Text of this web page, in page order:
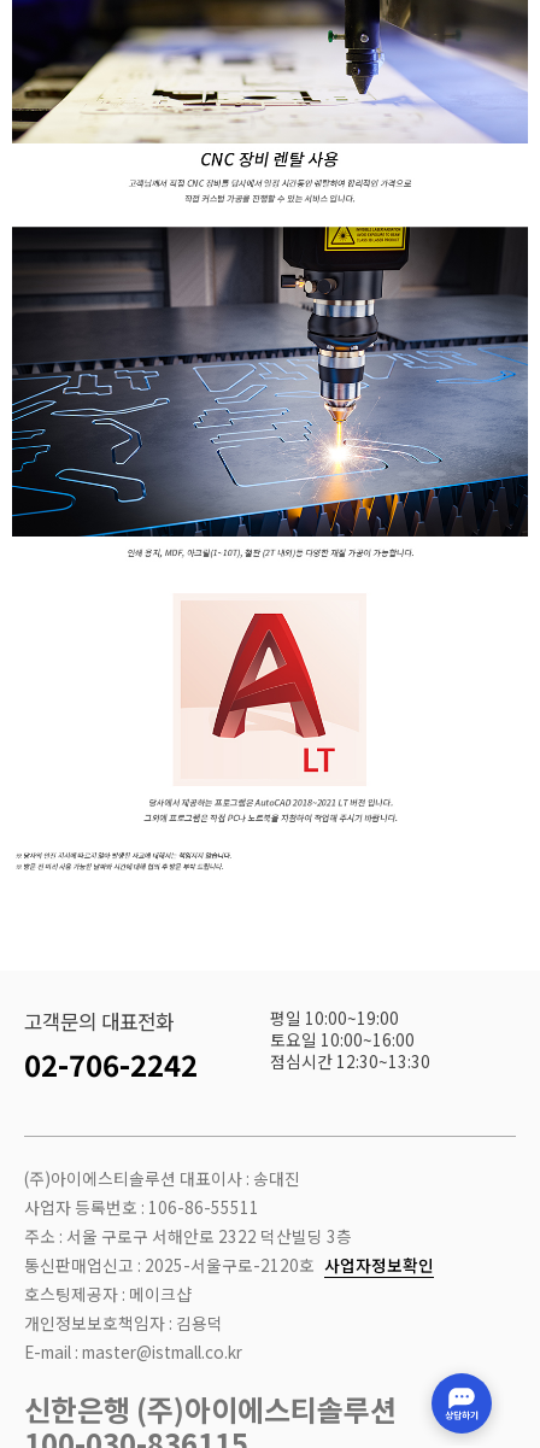
고객문의 대표전화
02-706-2242
평일 10:00~19:00
토요일 10:00~16:00
점심시간 12:30~13:30
(주)아이에스티솔루션 대표이사 : 송대진
사업자 등록번호 : 106-86-55511
주소 : 서울 구로구 서해안로 2322 덕산빌딩 3층
통신판매업신고 : 2025-서울구로-2120호 사업자정보확인
호스팅제공자 : 메이크샵
개인정보보호책임자 : 김용덕
E-mail : master@istmall.co.kr
신한은행 (주)아이에스티솔루션